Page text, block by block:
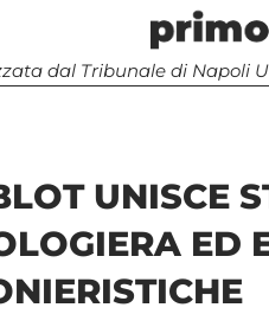
dal Tribunale di Napoli
UNISCE
ED